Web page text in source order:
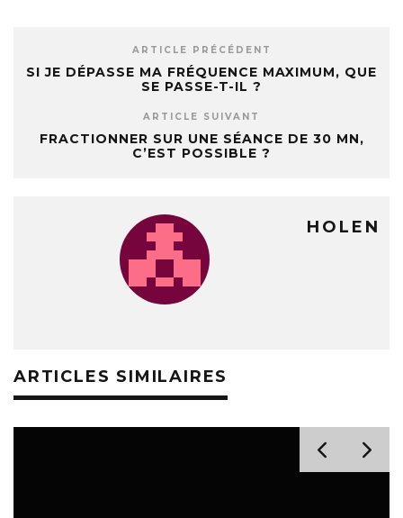
ARTICLE PRÉCÉDENT
SI JE DÉPASSE MA FRÉQUENCE MAXIMUM, QUE
SE PASSE-T-IL ?
ARTICLE SUIVANT
FRACTIONNER SUR UNE SÉANCE DE 30 MN,
C’EST POSSIBLE ?
HOLEN
ARTICLES SIMILAIRES